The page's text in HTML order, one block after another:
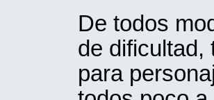
De todos
de dificultad,
para